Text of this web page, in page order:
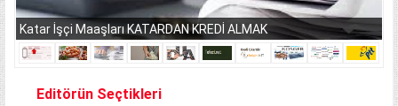
Katar İşçi Maaşları KATARDAN KREDİ ALMAK
Editörün Seçtikleri